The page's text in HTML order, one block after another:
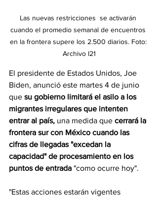
Las nuevas restricciones  se activarán
cuando el promedio semanal de encuentros
en la frontera supere los 2.500 diarios. Foto:
Archivo I21
El presidente de Estados Unidos, Joe
Biden, anunció este martes 4 de junio
que su gobierno limitará el asilo a los
migrantes irregulares que intenten
entrar al país, una medida que cerrará la
frontera sur con México cuando las
cifras de llegadas "excedan la
capacidad" de procesamiento en los
puntos de entrada "como ocurre hoy".
"Estas acciones estarán vigentes